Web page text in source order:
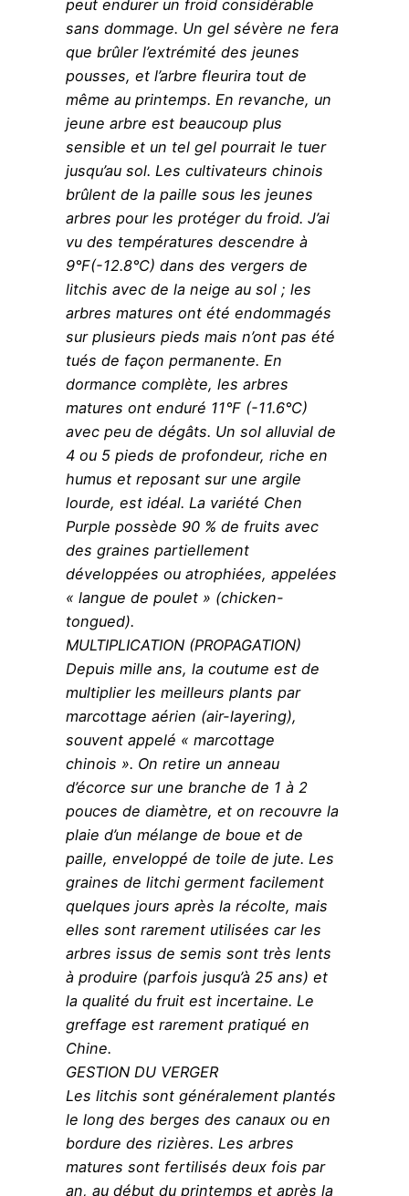
peut endurer un froid considérable
sans dommage. Un gel sévère ne fera
que brûler l’extrémité des jeunes
pousses, et l’arbre fleurira tout de
même au printemps. En revanche, un
jeune arbre est beaucoup plus
sensible et un tel gel pourrait le tuer
jusqu’au sol. Les cultivateurs chinois
brûlent de la paille sous les jeunes
arbres pour les protéger du froid. J’ai
vu des températures descendre à
9°F(-12.8°C) dans des vergers de
litchis avec de la neige au sol ; les
arbres matures ont été endommagés
sur plusieurs pieds mais n’ont pas été
tués de façon permanente. En
dormance complète, les arbres
matures ont enduré 11°F (-11.6°C)
avec peu de dégâts. Un sol alluvial de
4 ou 5 pieds de profondeur, riche en
humus et reposant sur une argile
lourde, est idéal. La variété Chen
Purple possède 90 % de fruits avec
des graines partiellement
développées ou atrophiées, appelées
« langue de poulet » (chicken-
tongued).
MULTIPLICATION (PROPAGATION)
Depuis mille ans, la coutume est de
multiplier les meilleurs plants par
marcottage aérien (air-layering),
souvent appelé « marcottage
chinois ». On retire un anneau
d’écorce sur une branche de 1 à 2
pouces de diamètre, et on recouvre la
plaie d’un mélange de boue et de
paille, enveloppé de toile de jute. Les
graines de litchi germent facilement
quelques jours après la récolte, mais
elles sont rarement utilisées car les
arbres issus de semis sont très lents
à produire (parfois jusqu’à 25 ans) et
la qualité du fruit est incertaine. Le
greffage est rarement pratiqué en
Chine.
GESTION DU VERGER
Les litchis sont généralement plantés
le long des berges des canaux ou en
bordure des rizières. Les arbres
matures sont fertilisés deux fois par
an, au début du printemps et après la